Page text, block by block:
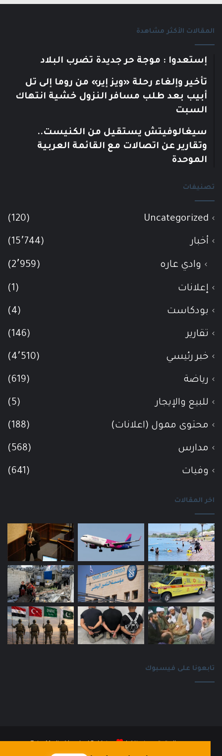
المقالات الأكثر مشاهدة
إستعدوا : موجة حر جديدة تضرب البلاد
تأخير وإلغاء رحلة «ويز إير» من روما إلى تل
أبيب بعد طلب مسافر النزول خشية انتهاك
السبت
سيغالوفيتش يستقيل من الكنيست..
وتقارير عن اتصالات مع القائمة العربية
الموحدة
تصنيفات
Uncategorized
(120)
أخبار (15٬744)
وادي عاره (2٬959)
إعلانات (1)
بودكاست (4)
تقارير (146)
خبر رئيسي (4٬510)
رياضة (619)
للبيع والإيجار (5)
محتوى ممول (اعلانات) (188)
مدارس (568)
وفيات (641)
اخر المقالات
تابعونا على فيسبوك